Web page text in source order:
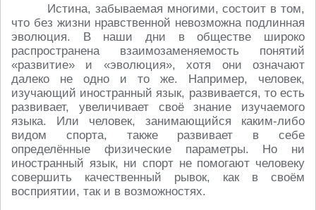
Истина, забываемая многими, состоит в том,
что без жизни нравственной невозможна подлинная
эволюция. В наши дни в обществе широко
распространена взаимозаменяемость понятий
«развитие» и «эволюция», хотя они означают
далеко не одно и то же. Например, человек,
изучающий иностранный язык, развивается, то есть
развивает, увеличивает своё знание изучаемого
языка. Или человек, занимающийся каким-либо
видом спорта, также развивает в себе
определённые физические параметры. Но ни
иностранный язык, ни спорт не помогают человеку
совершить качественный рывок, как в своём
восприятии, так и в возможностях.